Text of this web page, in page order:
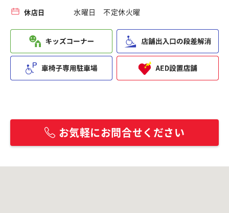
休店日 水曜日 不定休火曜
お気軽にお問合せください